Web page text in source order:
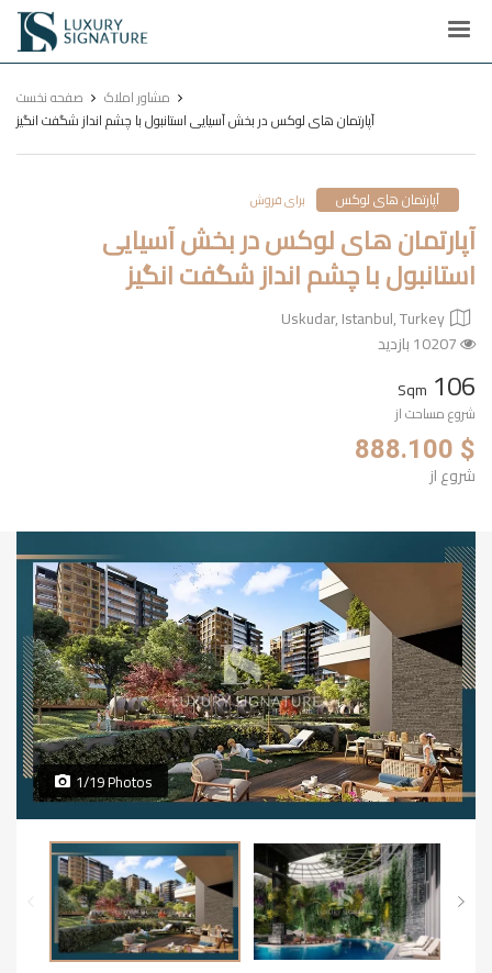
Luxury
Signature
صفحه نخست
مشاور املاک
آپارتمان های لوکس در بخش آسیایی استانبول با چشم انداز شگفت انگیز
آپارتمان های لوکس برای فروش
آپارتمان های لوکس در بخش آسیایی
استانبول با چشم انداز شگفت انگیز
Uskudar, Istanbul, Turkey
106
Sqm
شروع مساحت از
$ 888.100
شروع از
1/19 Photos